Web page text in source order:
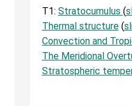
T1: Stratocumulus (
Thermal structure(
Convection and
The Meridional
Stratospheric